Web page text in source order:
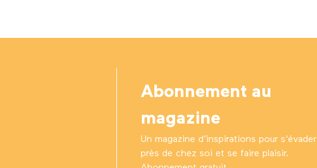
Abonnement au
magazine
Un magazine d’inspirations pour s'évader
près de chez soi et se faire plaisir.